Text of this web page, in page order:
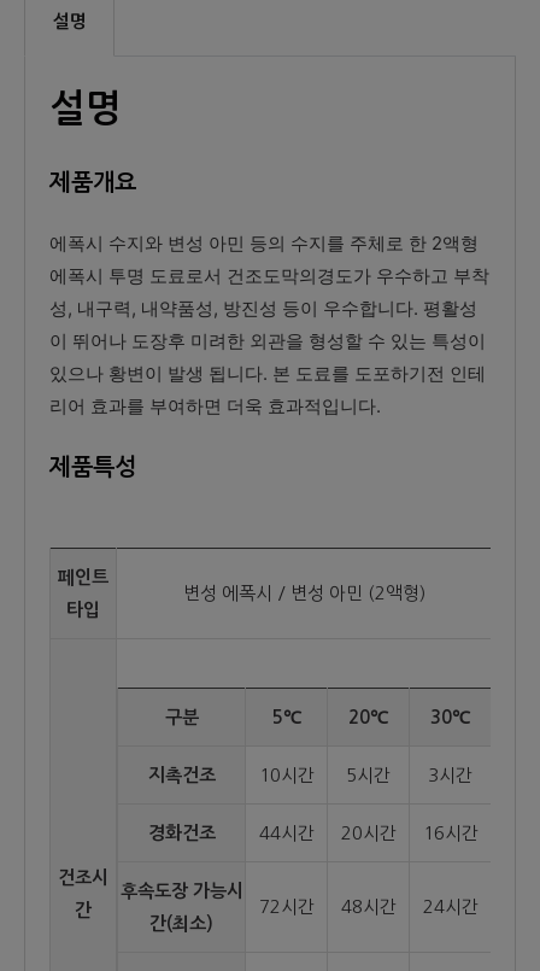
설명
설명
제품개요
에폭시 수지와 변성 아민 등의 수지를 주체로 한 2액형
에폭시 투명 도료로서 건조도막의경도가 우수하고 부착
성, 내구력, 내약품성, 방진성 등이 우수합니다. 평활성
이 뛰어나 도장후 미려한 외관을 형성할 수 있는 특성이
있으나 황변이 발생 됩니다. 본 도료를 도포하기전 인테
리어 효과를 부여하면 더욱 효과적입니다.
제품특성
페인트
타입
변성 에폭시 / 변성 아민 (2액형)
건조시
간
구분 5℃ 20℃ 30℃
지촉건조 10시간 5시간 3시간
경화건조 44시간 20시간 16시간
후속도장 가능시
간(최소)
72시간 48시간 24시간